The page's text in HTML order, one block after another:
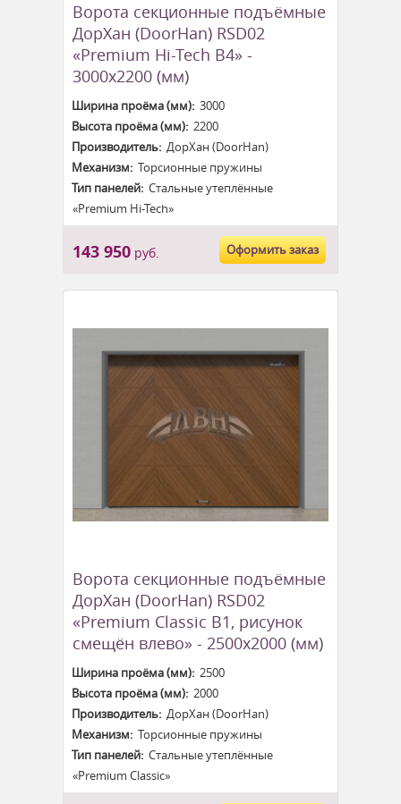
Ворота секционные подъёмные
ДорХан (DoorHan) RSD02
«Premium Hi-Tech B4» -
3000x2200 (мм)
Ширина проёма (мм):3000
Высота проёма (мм):2200
Производитель:ДорХан (DoorHan)
Механизм:Торсионные пружины
Тип панелей:Стальные утеплённые
«Premium Hi-Tech»
143 950руб. Оформить заказ
Ворота секционные подъёмные
ДорХан (DoorHan) RSD02
«Premium Classic B1, рисунок
смещён влево» - 2500x2000 (мм)
Ширина проёма (мм):2500
Высота проёма (мм):2000
Производитель:ДорХан (DoorHan)
Механизм:Торсионные пружины
Тип панелей:Стальные утеплённые
«Premium Classic»